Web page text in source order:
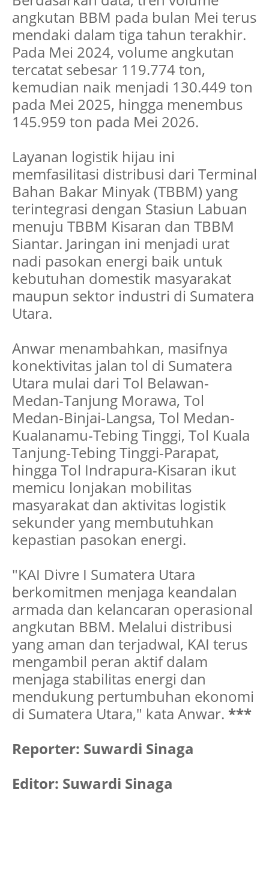
angkutan BBM pada bulan Mei terus
mendaki dalam tiga tahun terakhir.
Pada Mei 2024, volume angkutan
tercatat sebesar 119.774 ton,
kemudian naik menjadi 130.449 ton
pada Mei 2025, hingga menembus
145.959 ton pada Mei 2026.
Layanan logistik hijau ini
memfasilitasi distribusi dari Terminal
Bahan Bakar Minyak (TBBM) yang
terintegrasi dengan Stasiun Labuan
menuju TBBM Kisaran dan TBBM
Siantar. Jaringan ini menjadi urat
nadi pasokan energi baik untuk
kebutuhan domestik masyarakat
maupun sektor industri di Sumatera
Utara.
Anwar menambahkan, masifnya
konektivitas jalan tol di Sumatera
Utara mulai dari Tol Belawan-
Medan-Tanjung Morawa, Tol
Medan-Binjai-Langsa, Tol Medan-
Kualanamu-Tebing Tinggi, Tol Kuala
Tanjung-Tebing Tinggi-Parapat,
hingga Tol Indrapura-Kisaran ikut
memicu lonjakan mobilitas
masyarakat dan aktivitas logistik
sekunder yang membutuhkan
kepastian pasokan energi.
"KAI Divre I Sumatera Utara
berkomitmen menjaga keandalan
armada dan kelancaran operasional
angkutan BBM. Melalui distribusi
yang aman dan terjadwal, KAI terus
mengambil peran aktif dalam
menjaga stabilitas energi dan
mendukung pertumbuhan ekonomi
di Sumatera Utara," kata Anwar. ***
Reporter: Suwardi Sinaga
Editor: Suwardi Sinaga